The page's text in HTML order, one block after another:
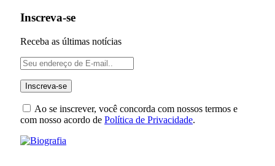
Inscreva-se
Receba as últimas notícias
Ao se inscrever, você concorda com nossos termos e
com nosso acordo de Política de Privacidade.